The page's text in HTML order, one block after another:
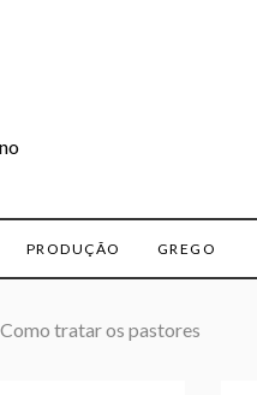
PRODUÇÃO GREGO
tratar os pastores